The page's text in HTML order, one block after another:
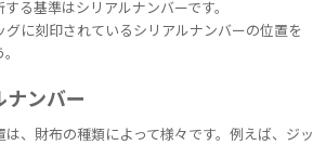
る基準はシリアルナンバーです。
グに刻印されているシリアルナンバーの位置を
ナンバー
、財布の種類によって様々です。例えば、ジッ